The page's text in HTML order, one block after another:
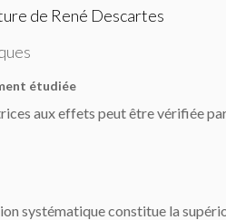
de René Descartes
étudiée
aux effets peut être vérifiée
systématique constitue la